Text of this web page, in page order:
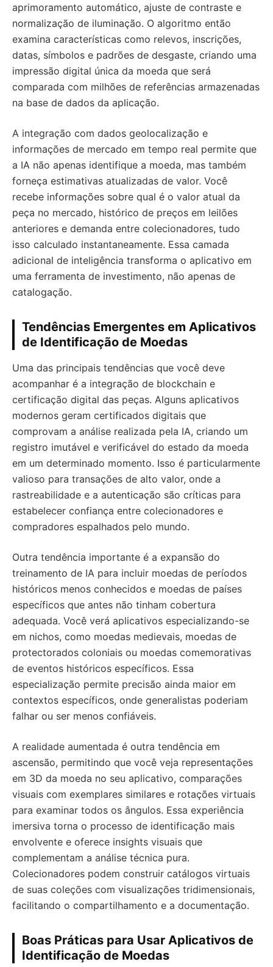
aprimoramento automático, ajuste de contraste e
normalização de iluminação. O algoritmo então
examina características como relevos, inscrições,
datas, símbolos e padrões de desgaste, criando uma
impressão digital única da moeda que será
comparada com milhões de referências armazenadas
na base de dados da aplicação.
A integração com dados geolocalização e
informações de mercado em tempo real permite que
a IA não apenas identifique a moeda, mas também
forneça estimativas atualizadas de valor. Você
recebe informações sobre qual é o valor atual da
peça no mercado, histórico de preços em leilões
anteriores e demanda entre colecionadores, tudo
isso calculado instantaneamente. Essa camada
adicional de inteligência transforma o aplicativo em
uma ferramenta de investimento, não apenas de
catalogação.
Tendências Emergentes em Aplicativos
de Identificação de Moedas
Uma das principais tendências que você deve
acompanhar é a integração de blockchain e
certificação digital das peças. Alguns aplicativos
modernos geram certificados digitais que
comprovam a análise realizada pela IA, criando um
registro imutável e verificável do estado da moeda
em um determinado momento. Isso é particularmente
valioso para transações de alto valor, onde a
rastreabilidade e a autenticação são críticas para
estabelecer confiança entre colecionadores e
compradores espalhados pelo mundo.
Outra tendência importante é a expansão do
treinamento de IA para incluir moedas de períodos
históricos menos conhecidos e moedas de países
específicos que antes não tinham cobertura
adequada. Você verá aplicativos especializando-se
em nichos, como moedas medievais, moedas de
protectorados coloniais ou moedas comemorativas
de eventos históricos específicos. Essa
especialização permite precisão ainda maior em
contextos específicos, onde generalistas poderiam
falhar ou ser menos confiáveis.
A realidade aumentada é outra tendência em
ascensão, permitindo que você veja representações
em 3D da moeda no seu aplicativo, comparações
visuais com exemplares similares e rotações virtuais
para examinar todos os ângulos. Essa experiência
imersiva torna o processo de identificação mais
envolvente e oferece insights visuais que
complementam a análise técnica pura.
Colecionadores podem construir catálogos virtuais
de suas coleções com visualizações tridimensionais,
facilitando o compartilhamento e a documentação.
Boas Práticas para Usar Aplicativos de
Identificação de Moedas